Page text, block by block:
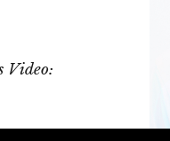
Video: